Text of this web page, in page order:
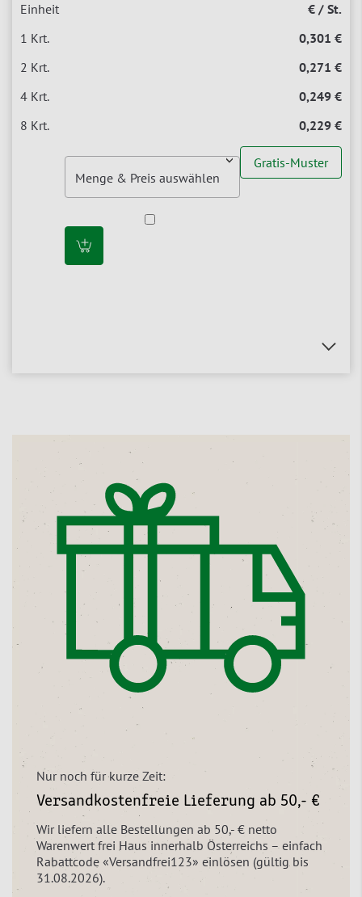
€ / St.
0,301 €
0,271 €
0,249 €
0,229 €
Gratis-Muster
Nur noch für kurze Zeit:
Versandkostenfreie Lieferung ab 50,- €
Wir liefern alle Bestellungen ab 50,- € netto
Warenwert frei Haus innerhalb Österreichs – einfach
Rabattcode «Versandfrei123» einlösen (gültig bis
31.08.2026).